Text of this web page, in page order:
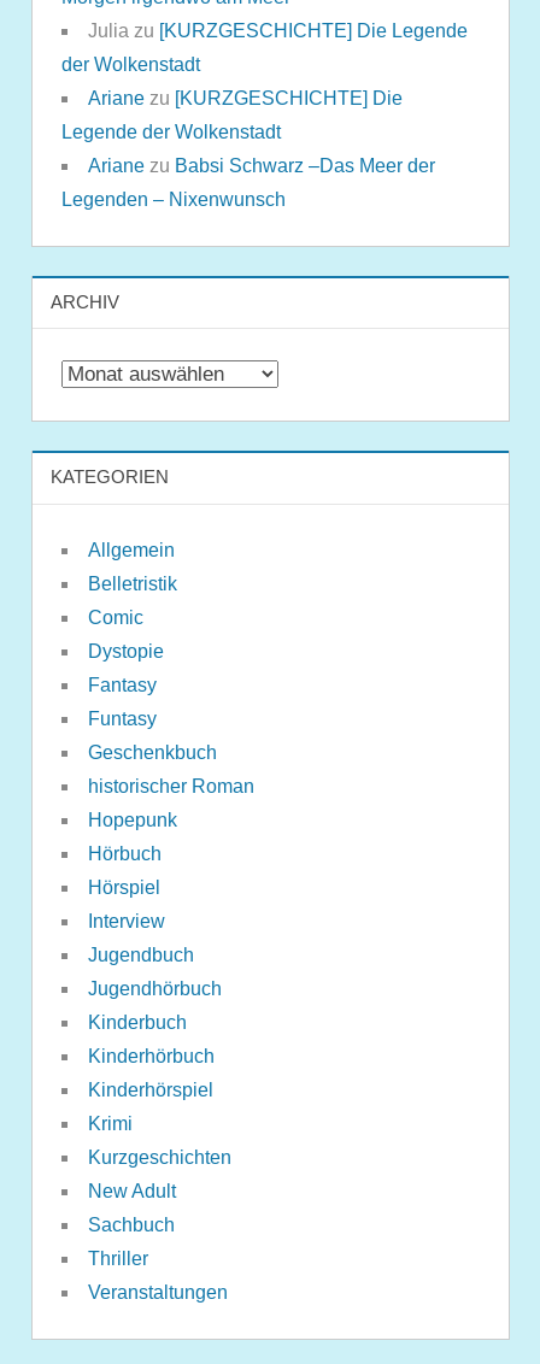
Julia zu [KURZGESCHICHTE] Die Legende
der Wolkenstadt
Arianezu [KURZGESCHICHTE] Die
Legende der Wolkenstadt
Arianezu Babsi Schwarz –Das Meer der
Legenden – Nixenwunsch
ARCHIV
Archiv
KATEGORIEN
Allgemein
Belletristik
Comic
Dystopie
Fantasy
Funtasy
Geschenkbuch
historischer Roman
Hopepunk
Hörbuch
Hörspiel
Interview
Jugendbuch
Jugendhörbuch
Kinderbuch
Kinderhörbuch
Kinderhörspiel
Krimi
Kurzgeschichten
New Adult
Sachbuch
Thriller
Veranstaltungen